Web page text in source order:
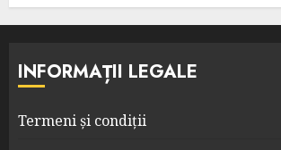
INFORMAȚII LEGALE
Termeni și condiții